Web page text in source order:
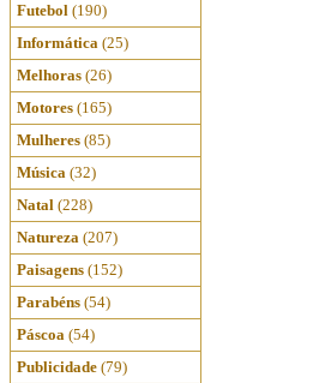
Futebol (190)
Informática (25)
Melhoras (26)
Motores (165)
Mulheres (85)
Música (32)
Natal (228)
Natureza (207)
Paisagens (152)
Parabéns (54)
Páscoa (54)
Publicidade (79)